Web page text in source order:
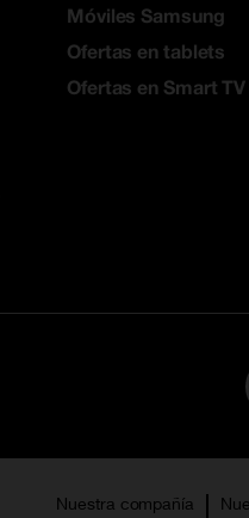
Móviles Samsung
Ofertas en tablets
Ofertas en Smart TV
Nuestra compañía